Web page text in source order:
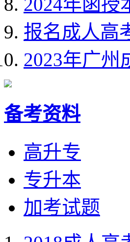
2024年函授
报名成人高
2023年广州
备考资料
高升专
专升本
加考试题